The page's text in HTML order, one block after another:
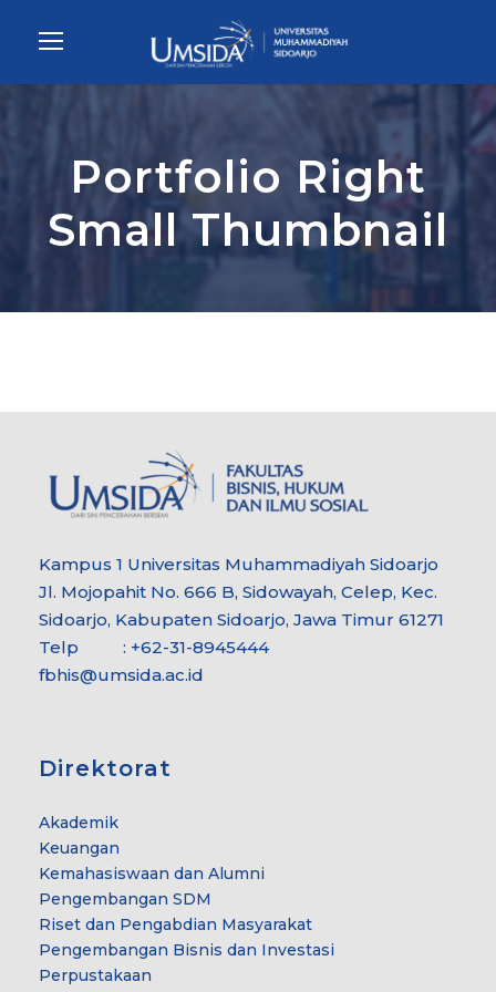
Portfolio Right
Small Thumbnail
Kampus 1 Universitas Muhammadiyah Sidoarjo
Jl. Mojopahit No. 666 B, Sidowayah, Celep, Kec.
Sidoarjo, Kabupaten Sidoarjo, Jawa Timur 61271
Telp : +62-31-8945444
fbhis@umsida.ac.id
Direktorat
Akademik
Keuangan
Kemahasiswaan dan Alumni
Pengembangan SDM
Riset dan Pengabdian Masyarakat
Pengembangan Bisnis dan Investasi
Perpustakaan